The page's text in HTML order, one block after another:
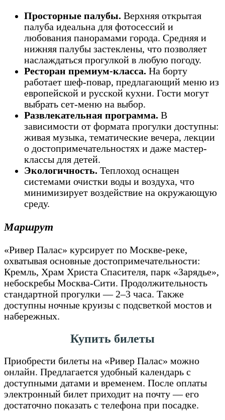
Просторные палубы. Верхняя открытая
палуба идеальна для фотосессий и
любования панорамами города. Средняя и
нижняя палубы застеклены, что позволяет
наслаждаться прогулкой в любую погоду.
Ресторан премиум-класса. На борту
работает шеф-повар, предлагающий меню из
европейской и русской кухни. Гости могут
выбрать сет-меню на выбор.
Развлекательная программа. В
зависимости от формата прогулки доступны:
живая музыка, тематические вечера, лекции
о достопримечательностях и даже мастер-
классы для детей.
Экологичность. Теплоход оснащен
системами очистки воды и воздуха, что
минимизирует воздействие на окружающую
среду.
Маршрут
«Ривер Палас» курсирует по Москве-реке,
охватывая основные достопримечательности:
Кремль, Храм Христа Спасителя, парк «Зарядье»,
небоскребы Москва-Сити. Продолжительность
стандартной прогулки — 2–3 часа. Также
доступны ночные круизы с подсветкой мостов и
набережных.
Купить билеты
Приобрести билеты на «Ривер Палас» можно
онлайн. Предлагается удобный календарь с
доступными датами и временем. После оплаты
электронный билет приходит на почту — его
достаточно показать с телефона при посадке.